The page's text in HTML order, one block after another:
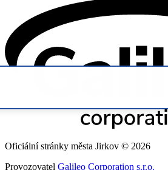
Oficiální stránky města Jirkov © 2026
Provozovatel Galileo Corporation s.r.o.